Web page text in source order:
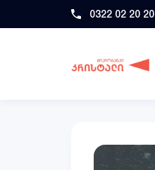
0322 02 20 20